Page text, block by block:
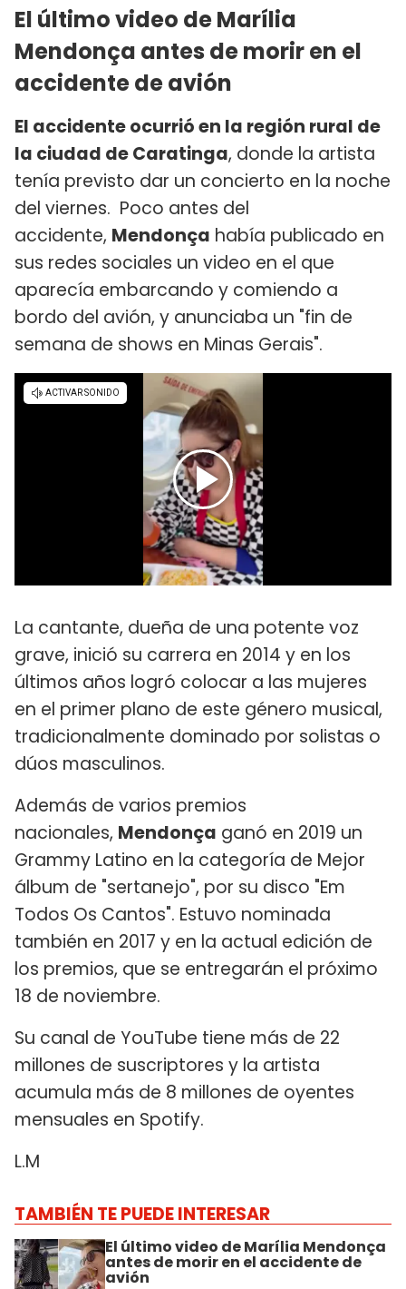
El último video de Marília
Mendonça antes de morir en el
accidente de avión
El accidente ocurrió en la región rural de
la ciudad de Caratinga, donde la artista
tenía previsto dar un concierto en la noche
del viernes. Poco antes del
accidente, Mendonça había publicado en
sus redes sociales un video en el que
aparecía embarcando y comiendo a
bordo del avión, y anunciaba un "fin de
semana de shows en Minas Gerais".
La cantante, dueña de una potente voz
grave, inició su carrera en 2014 y en los
últimos años logró colocar a las mujeres
en el primer plano de este género musical,
tradicionalmente dominado por solistas o
dúos masculinos.
Además de varios premios
nacionales, Mendonça ganó en 2019 un
Grammy Latino en la categoría de Mejor
álbum de "sertanejo", por su disco "Em
Todos Os Cantos". Estuvo nominada
también en 2017 y en la actual edición de
los premios, que se entregarán el próximo
18 de noviembre.
Su canal de YouTube tiene más de 22
millones de suscriptores y la artista
acumula más de 8 millones de oyentes
mensuales en Spotify.
L.M
TAMBIÉN TE PUEDE INTERESAR
El último video de Marília Mendonça
antes de morir en el accidente de
avión